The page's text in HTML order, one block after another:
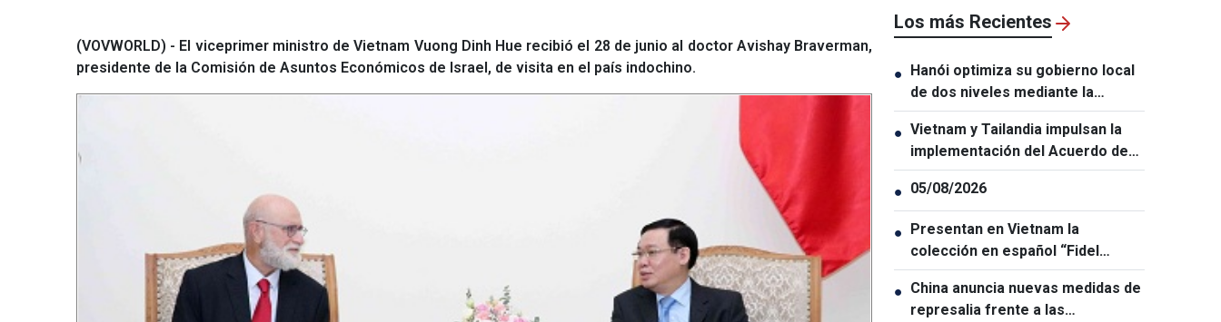
(VOVWORLD) - El viceprimer ministro de Vietnam Vuong Dinh Hue recibió el 28 de junio al doctor Avishay Braverman,
presidente de la Comisión de Asuntos Económicos de Israel, de visita en el país indochino.
Los más Recientes
● Hanói optimiza su gobierno local
de dos niveles mediante la
transformación digital
● Vietnam y Tailandia impulsan la
implementación del Acuerdo de
Cooperación Parlamentaria
● 05/08/2026
● Presentan en Vietnam la
colección en español “Fidel
Castro Ruz – Obras Escogidas”
● China anuncia nuevas medidas de
represalia frente a las